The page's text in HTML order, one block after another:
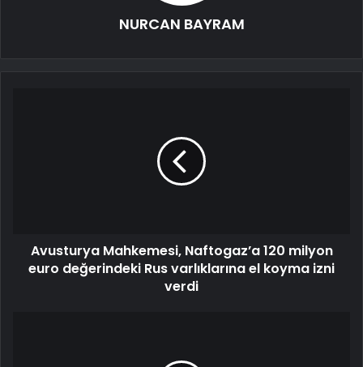
NURCAN BAYRAM
Avusturya Mahkemesi, Naftogaz’a 120 milyon
euro değerindeki Rus varlıklarına el koyma izni
verdi